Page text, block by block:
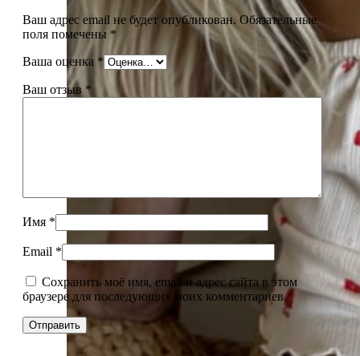
Ваш адрес email не будет опубликован. Обязательные
поля помечены *
Ваша оценка *
Ваш отзыв *
Имя *
Email *
Сохранить моё имя, email и адрес сайта в этом
браузере для последующих моих комментариев.